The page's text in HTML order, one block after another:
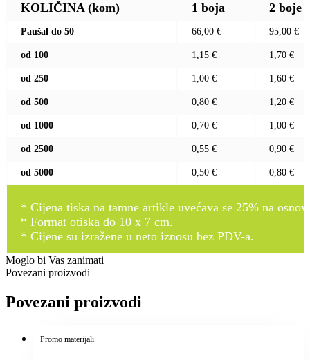
KOLIČINA (kom) 1 boja 2 boje
Paušal do 50 66,00 € 95,00 €
od 100 1,15 € 1,70 €
od 250 1,00 € 1,60 €
od 500 0,80 € 1,20 €
od 1000 0,70 € 1,00 €
od 2500 0,55 € 0,90 €
od 5000 0,50 € 0,80 €
* Cijena tiska na tamne artikle uvećava se 25% na
* Format otiska do 10 x 7 cm.
* Cijene su izražene u neto iznosu bez PDV-a.
Moglo bi Vas zanimati
Povezani proizvodi
Povezani proizvodi
Promo materijali